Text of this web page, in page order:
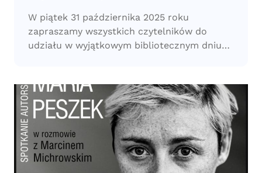
W piątek 31 października 2025 roku
zapraszamy wszystkich czytelników do
udziału w wyjątkowym bibliotecznym dniu…